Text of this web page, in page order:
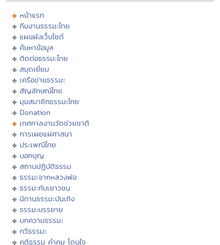
หน้าแรก
ทีมงานธรรมะไทย
แผนผังเว็บไซต์
ค้นหาข้อมูล
ติดต่อธรรมะไทย
สมุดเยี่ยม
เครือข่ายธรรมะ
สัญลักษณ์ไทย
มุมสมาชิกธรรมะไทย
Donation
เทศกาลงานวัดช่วยชาติ
การเผยแผ่ศาสนา
ประเพณีไทย
บอกบุญ
สถานปฏิบัติธรรม
ธรรมะจากหลวงพ่อ
ธรรมะกับเยาวชน
นิทานธรรมะบันเทิง
ธรรมะบรรยาย
บทความธรรมะ
กวีธรรมะ
คติธรรม คำคม โดนใจ